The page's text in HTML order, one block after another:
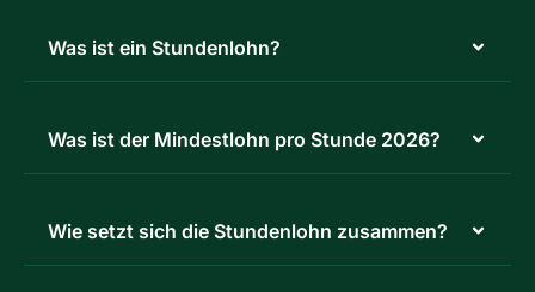
Was ist ein Stundenlohn?
Was ist der Mindestlohn pro Stunde 2026?
Wie setzt sich die Stundenlohn zusammen?